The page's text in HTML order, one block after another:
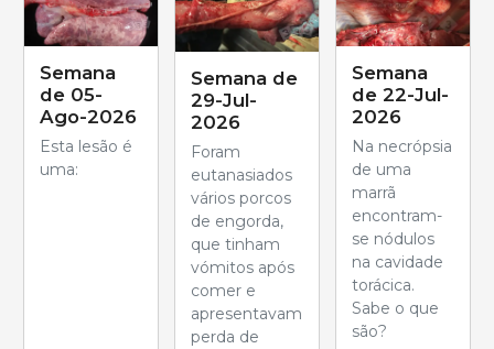
Semana
de 05-
Ago-2026
Esta lesão é
uma:
Semana de
29-Jul-
2026
Foram
eutanasiados
vários porcos
de engorda,
que tinham
vómitos após
comer e
apresentavam
perda de
Semana
de 22-Jul-
2026
Na necrópsia
de uma
marrã
encontram-
se nódulos
na cavidade
torácica.
Sabe o que
são?